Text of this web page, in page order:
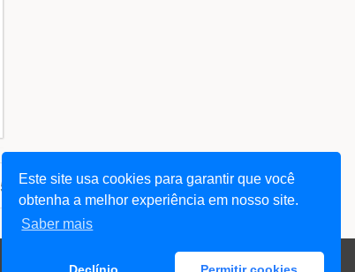
Este site usa cookies para garantir que você
obtenha a melhor experiência em nosso site.
Saber mais
501 ... 61963 »next